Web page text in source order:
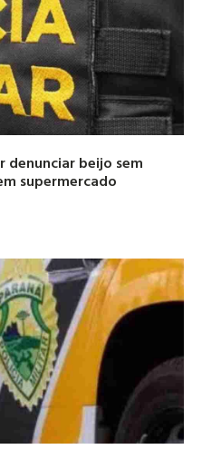
denunciar beijo sem
supermercado